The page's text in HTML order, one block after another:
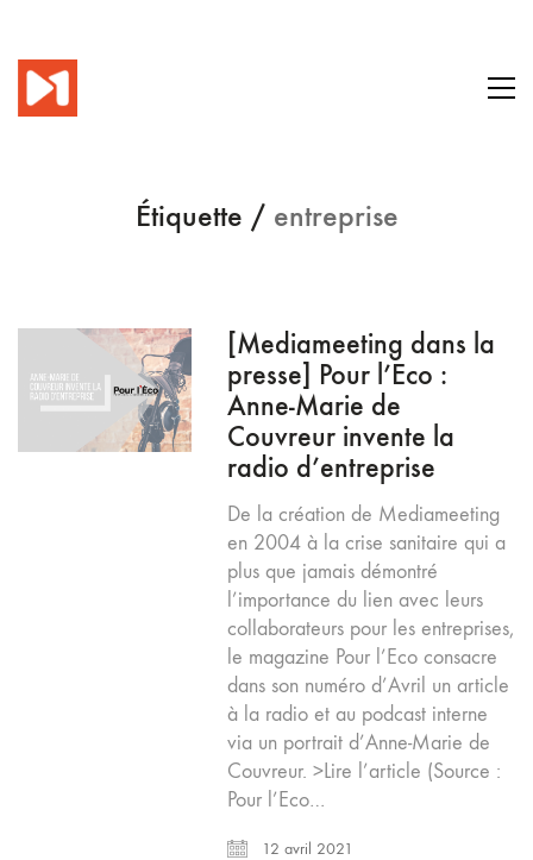
Étiquette / entreprise
[Mediameeting dans la
presse] Pour l’Eco :
Anne-Marie de
Couvreur invente la
radio d’entreprise
De la création de Mediameeting
en 2004 à la crise sanitaire qui a
plus que jamais démontré
l’importance du lien avec leurs
collaborateurs pour les entreprises,
le magazine Pour l’Eco consacre
dans son numéro d’Avril un article
à la radio et au podcast interne
via un portrait d’Anne-Marie de
Couvreur. >Lire l’article (Source :
Pour l’Eco…
12 avril 2021